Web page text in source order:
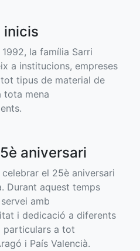
inicis
la família Sarri
a institucions, empreses
tipus de material de
tota mena
aniversari
el 25è aniversari
Durant aquest temps
amb
i dedicació a diferents
particulars a tot
i País Valencià.